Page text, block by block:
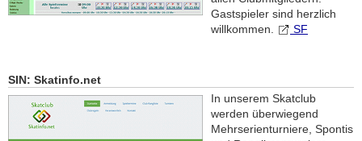
Gastspieler sind herzlich
willkommen.
SF
SIN: Skatinfo.net
In unserem Skatclub
werden überwiegend
Mehrserienturniere, Spontis